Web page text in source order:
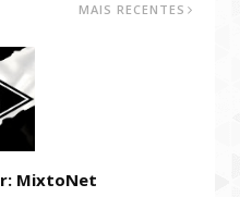
MAIS RECENTES
MixtoNet